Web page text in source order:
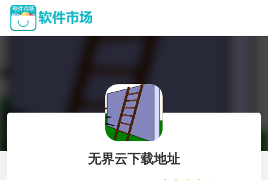
无界云下载地址